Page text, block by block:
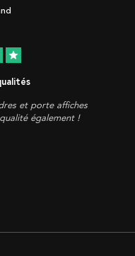
star
et porte affiches
également !